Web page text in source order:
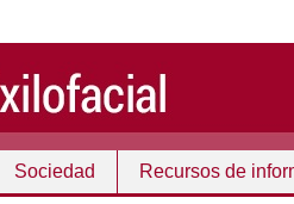
Sociedad Recursos de